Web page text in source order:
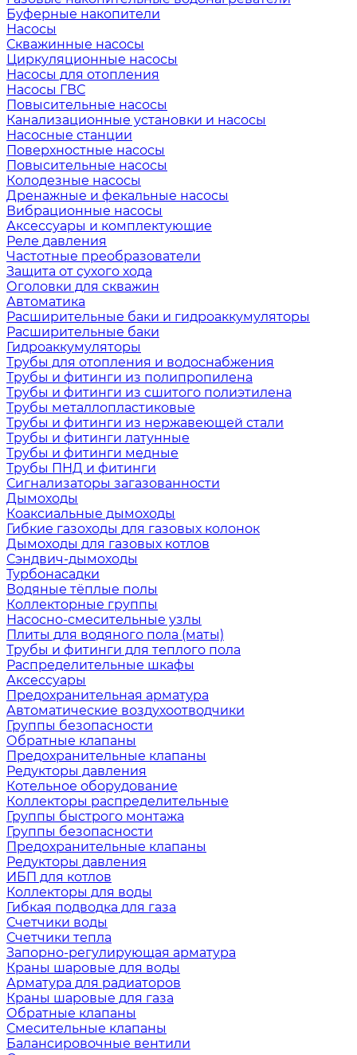
Буферные накопители
Насосы
Скважинные насосы
Циркуляционные насосы
Насосы для отопления
Насосы ГВС
Повысительные насосы
Канализационные установки и насосы
Насосные станции
Поверхностные насосы
Повысительные насосы
Колодезные насосы
Дренажные и фекальные насосы
Вибрационные насосы
Аксессуары и комплектующие
Реле давления
Частотные преобразователи
Защита от сухого хода
Оголовки для скважин
Автоматика
Расширительные баки и гидроаккумуляторы
Расширительные баки
Гидроаккумуляторы
Трубы для отопления и водоснабжения
Трубы и фитинги из полипропилена
Трубы и фитинги из сшитого полиэтилена
Трубы металлопластиковые
Трубы и фитинги из нержавеющей стали
Трубы и фитинги латунные
Трубы и фитинги медные
Трубы ПНД и фитинги
Сигнализаторы загазованности
Дымоходы
Коаксиальные дымоходы
Гибкие газоходы для газовых колонок
Дымоходы для газовых котлов
Сэндвич-дымоходы
Турбонасадки
Водяные тёплые полы
Коллекторные группы
Насосно-смесительные узлы
Плиты для водяного пола (маты)
Трубы и фитинги для теплого пола
Распределительные шкафы
Аксессуары
Предохранительная арматура
Автоматические воздухоотводчики
Группы безопасности
Обратные клапаны
Предохранительные клапаны
Редукторы давления
Котельное оборудование
Коллекторы распределительные
Группы быстрого монтажа
Группы безопасности
Предохранительные клапаны
Редукторы давления
ИБП для котлов
Коллекторы для воды
Гибкая подводка для газа
Счетчики воды
Счетчики тепла
Запорно-регулирующая арматура
Краны шаровые для воды
Арматура для радиаторов
Краны шаровые для газа
Обратные клапаны
Смесительные клапаны
Балансировочные вентили